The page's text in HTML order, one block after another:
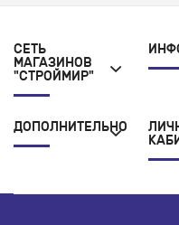
СЕТЬ
МАГАЗИНОВ
"СТРОЙМИР"
ДОПОЛНИТЕЛЬНО